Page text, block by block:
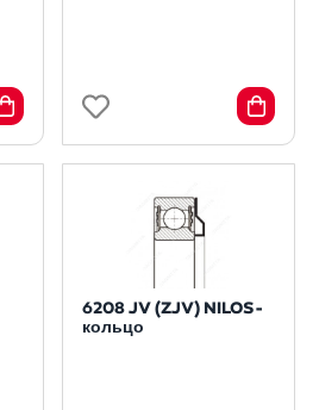
6208 JV (ZJV) NILOS-
кольцо